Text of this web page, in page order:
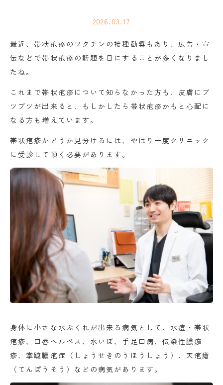
2026.03.17
最近、帯状疱疹のワクチンの接種勧奨もあり、広告・宣
伝などで帯状疱疹の話題を目にすることが多くなりまし
たね。
これまで帯状疱疹について知らなかった方も、皮膚にブ
ツブツが出来ると、もしかしたら帯状疱疹かもと心配に
なる方も増えています。
帯状疱疹かどうか見分けるには、やはり一度クリニック
に受診して頂く必要があります。
身体に小さな水ぶくれが出来る病気として、水痘・帯状
疱疹、口唇ヘルペス、水いぼ、手足口病、伝染性膿痂
疹、掌蹠膿疱症（しょうせきのうほうしょう）、天疱瘡
（てんぽうそう）などの病気があります。